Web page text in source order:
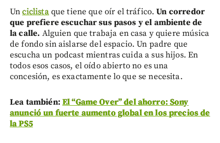
Unciclistaque tiene que oír el tráfico.Un corredor
que prefiere escuchar sus pasos y el ambiente de
la calle. Alguien que trabaja en casa y quiere música
de fondo sin aislarse del espacio. Un padre que
escucha un podcast mientras cuida a sus hijos. En
todos esos casos, el oído abierto no es una
concesión, es exactamente lo que se necesita.
Lea también: El “Game Over” del ahorro: Sony
anunció un fuerte aumento global en los precios de
la PS5